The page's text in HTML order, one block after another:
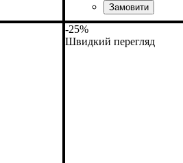
Чоловічий Стать: Дитяче, Унісекс
Виробник: Macron
Колір: Синій
-25%
Швидкий перегляд